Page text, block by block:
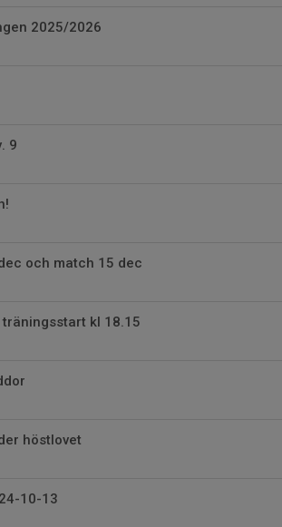
2025/2026
9
och match 15 dec
kl 18.15
höstlovet
10-13